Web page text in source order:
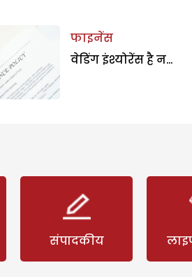
फाइनेंस
वेडिंग इंश्योरेंस है न…
संपादकीय